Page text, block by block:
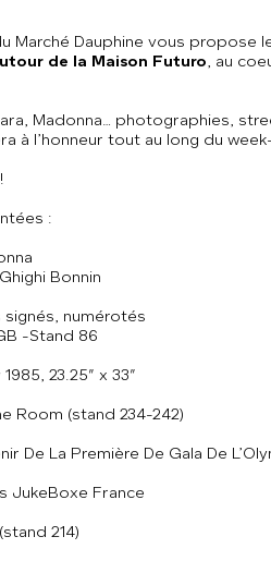
Marché Dauphine vous propose
de la Maison Futuro , au
Madonna… photographies,
à l’honneur tout au long du
:
Bonnin
numérotés
-Stand 86
23.25″ x 33″
Room (stand 234-242)
De La Première De Gala De
JukeBoxe France
214)